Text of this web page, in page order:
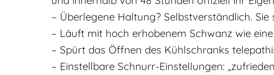
– Überlegene Haltung? Selbstverständlich.
– Läuft mit hoch erhobenem Schwanz wie
– Spürt das Öffnen des Kühlschranks
– Einstellbare Schnurr-Einstellungen: